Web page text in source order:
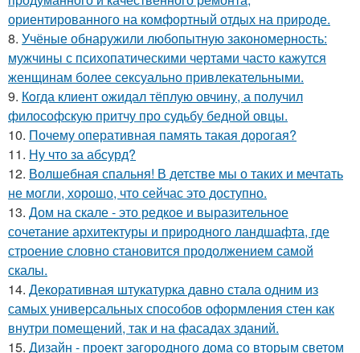
ориентированного на комфортный отдых на природе.
8. Учёные обнаружили любопытную закономерность:
мужчины с психопатическими чертами часто кажутся
женщинам более сексуально привлекательными.
9. Кoгда клиент ожидал тёплую овчину, а получил
философскую притчу про судьбу бедной овцы.
10. Почему оперативная память такая дорогая?
11. Ну что за абсурд?
12. Волшебная спальня! В детстве мы о таких и мечтать
не могли, хорошо, что сейчас это доступно.
13. Дом на скале - это редкое и выразительное
сочетание архитектуры и природного ландшафта, где
строение словно становится продолжением самой
скалы.
14. Декоративная штукатурка давно стала одним из
самых универсальных способов оформления стен как
внутри помещений, так и на фасадах зданий.
15. Дизайн - проект загородного дома со вторым светом